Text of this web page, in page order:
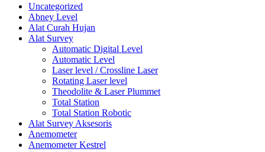
Uncategorized
Abney Level
Alat Curah Hujan
Alat Survey
Automatic Digital Level
Automatic Level
Laser level / Crossline Laser
Rotating Laser level
Theodolite & Laser Plummet
Total Station
Total Station Robotic
Alat Survey Aksesoris
Anemometer
Anemometer Kestrel